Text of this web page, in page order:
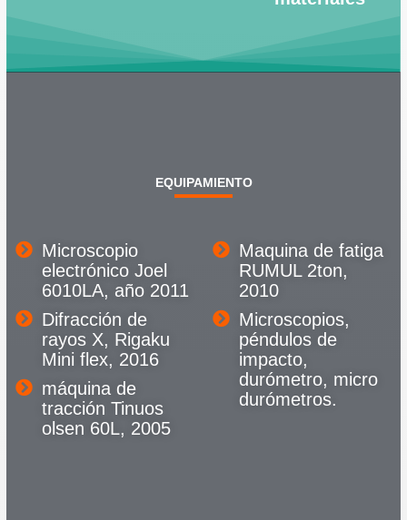
EQUIPAMIENTO
Microscopio
electrónico Joel
6010LA, año 2011
Difracción de
rayos X, Rigaku
Mini flex, 2016
máquina de
tracción Tinuos
olsen 60L, 2005
Maquina de fatiga
RUMUL 2ton,
2010
Microscopios,
péndulos de
impacto,
durómetro, micro
durómetros.